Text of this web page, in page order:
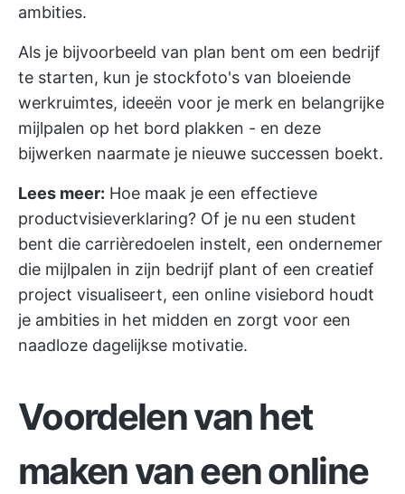
ambities.
Als je bijvoorbeeld van plan bent om een bedrijf
te starten, kun je stockfoto's van bloeiende
werkruimtes, ideeën voor je merk en belangrijke
mijlpalen op het bord plakken - en deze
bijwerken naarmate je nieuwe successen boekt.
Lees meer: Hoe maak je een effectieve
productvisieverklaring? Of je nu een student
bent die carrièredoelen instelt, een ondernemer
die mijlpalen in zijn bedrijf plant of een creatief
project visualiseert, een online visiebord houdt
je ambities in het midden en zorgt voor een
naadloze dagelijkse motivatie.
Voordelen van het
maken van een online